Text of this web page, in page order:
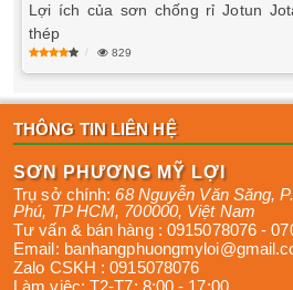
Lợi ích của sơn chống rỉ Jotun
thép
829
THÔNG TIN LIÊN HỆ
SƠN PHƯƠNG MỸ LỢI
Trụ sở chính:68 Nguyễn Văn Săng,
Phú, TP HCM, 700000, Việt Nam
Tư vấn & bán hàng : 0915078076 -
Email:
Zalo CSKH :0915078076
Làm việc: T2-T7: 8:00 - 17:00